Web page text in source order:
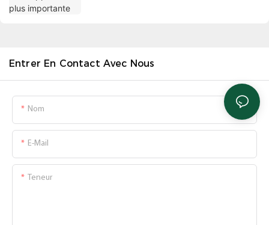
Entrer En Contact Avec Nous
Nom
E-Mail
Teneur